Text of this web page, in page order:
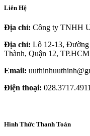
Liên Hệ
Địa chỉ: Công ty TNHH
Địa chỉ: Lô 12-13,
Thành, Quận 12, TP.HCM
Email:
Điện thoại: 028.3717.4911
Hình Thức Thanh Toán